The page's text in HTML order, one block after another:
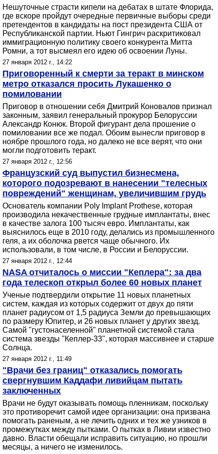
Нешуточные страсти кипели на дебатах в штате Флорида,
где вскоре пройдут очередные первичные выборы среди
претендентов в кандидаты на пост президента США от
Республиканской партии. Ньют Гингрич раскритиковал
иммиграционную политику своего конкурента Митта
Ромни, а тот высмеял его идею об освоении Луны.
27 января 2012 г., 14:22
Приговоренный к смерти за теракт в минском
метро отказался просить Лукашенко о
помиловании
Приговор в отношении себя Дмитрий Коновалов признал
законным, заявил генеральный прокурор Белоруссии
Александр Конюк. Второй фигурант дела прошение о
помиловании все же подал. Обоим вынесли приговор в
ноябре прошлого года, но далеко не все верят, что они
могли подготовить теракт.
27 января 2012 г., 12:56
Французский суд выпустил бизнесмена,
которого подозревают в нанесении "телесных
повреждений" женщинам, увеличившим грудь
Основатель компании Poly Implant Prothese, которая
производила некачественные грудные имплантаты, внес
в качестве залога 100 тысяч евро. Имплантаты, как
выяснилось еще в 2010 году, делались из промышленного
геля, а их оболочка рвется чаще обычного. Их
использовали, в том числе, в России и Белоруссии.
27 января 2012 г., 12:44
NASA отчиталось о миссии "Кеплера": за два
года телескоп открыл более 60 новых планет
Ученые подтвердили открытие 11 новых планетных
систем, каждая из которых содержит от двух до пяти
планет радиусом от 1,5 радиуса Земли до превышающих
по размеру Юпитер, и 26 новых планет у других звезд.
Самой "густонаселенной" планетной системой стала
система звезды "Кеплер-33", которая массивнее и старше
Солнца.
27 января 2012 г., 11:49
"Врачи без границ" отказались помогать
свергнувшим Каддафи ливийцам пытать
заключенных
Врачи не будут оказывать помощь пленникам, поскольку
это противоречит самой идее организации: она призвана
помогать раненым, а не лечить одних и тех же узников в
промежутках между пытками. О пытках в Ливии известно
давно. Власти обещали исправить ситуацию, но прошли
месяцы, а ничего не изменилось.